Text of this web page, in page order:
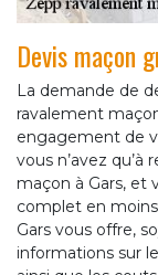
Devis maçon
La demande de
ravalement
engagement de
vous n’avez
maçon à Gars, et
complet en
Gars vous offre,
informations sur